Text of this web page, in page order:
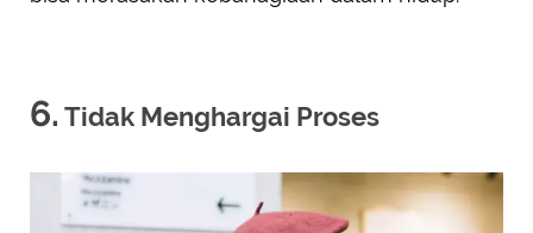
6. Tidak Menghargai Proses